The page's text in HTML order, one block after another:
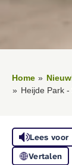
Home
Heijde Park
Lees voor
Vertalen